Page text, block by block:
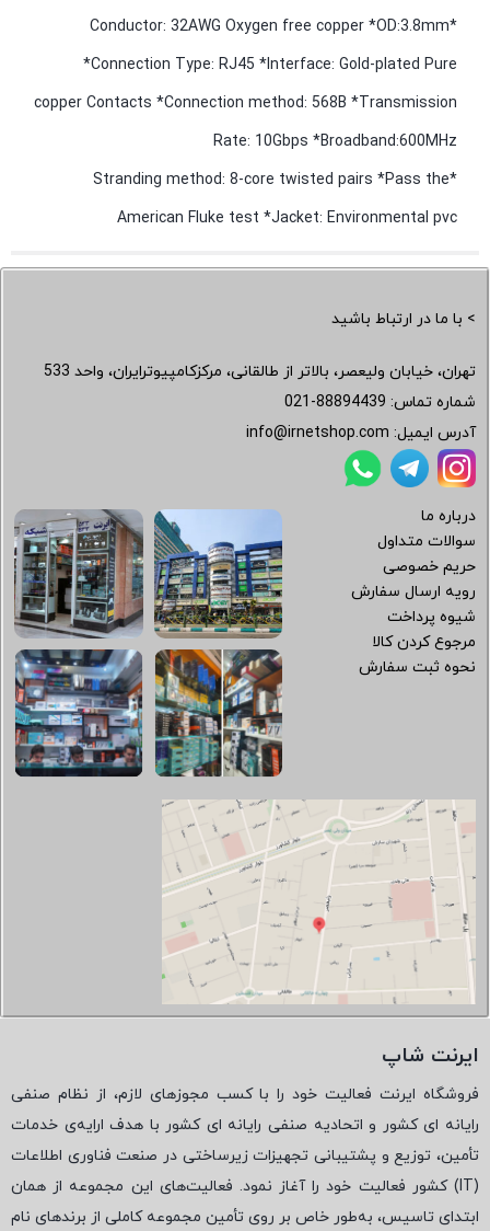
*Conductor: 32AWG Oxygen free copper *OD:3.8mm
*Connection Type: RJ45 *Interface: Gold-plated Pure
copper Contacts *Connection method: 568B *Transmission
Rate: 10Gbps *Broadband:600MHz
*Stranding method: 8-core twisted pairs *Pass the
American Fluke test *Jacket: Environmental pvc
> با ما در ارتباط باشید
تهران، خیابان ولیعصر، بالاتر از طالقانی، مرکزکامپیوترایران، واحد 533
شماره تماس: 021-88894439
آدرس ایمیل: info@irnetshop.com
درباره ما
سوالات متداول
حریم خصوصی
رویه ارسال سفارش
شیوه پرداخت
مرجوع کردن کالا
نحوه ثبت سفارش
ایرنت شاپ
فروشگاه ایرنت فعالیت خود را با کسب مجوزهای لازم، از نظام صنفی
رایانه ای کشور و اتحادیه صنفی رایانه ای کشور با هدف ارایه‌ی خدمات
تأمین، توزیع و پشتیبانی تجهیزات زیرساختی در صنعت فناوری اطلاعات
(
IT) کشور فعالیت خود را آغاز نمود. فعالیت‌های این مجموعه از همان
ابتدای تاسیس، به‌طور خاص بر روی تأمین مجموعه کاملی از برندهای نام